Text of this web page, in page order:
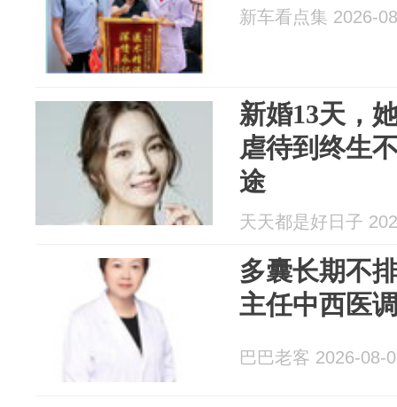
新车看点集 2026-
新婚13天，
虐待到终生
途
天天都是好日子
多囊长期不
主任中西医
巴巴老客 2026-08-